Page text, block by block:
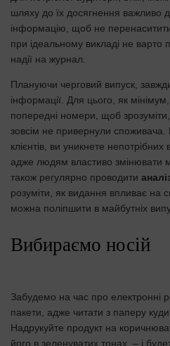
шляху до їх досягнення важливо
інформацію, щоб не
при ідеальному викладі не варто
надії на журнал.
Плануючи черговий випуск,
інформації. Для цього, як
попередні номери, щоб
зовсім не привернули споживача.
клієнтів, ви уникнете
адже людям властиво змінювати
також регулярно проводити
розуміти, як видання впливає на
можна поліпшити в майбутніх
Вибираємо носій
Забудемо на час про електронні
пакети, адже читати з паперу куди
Надрукуйте продукт на
його в зеленуватих тонах, – і